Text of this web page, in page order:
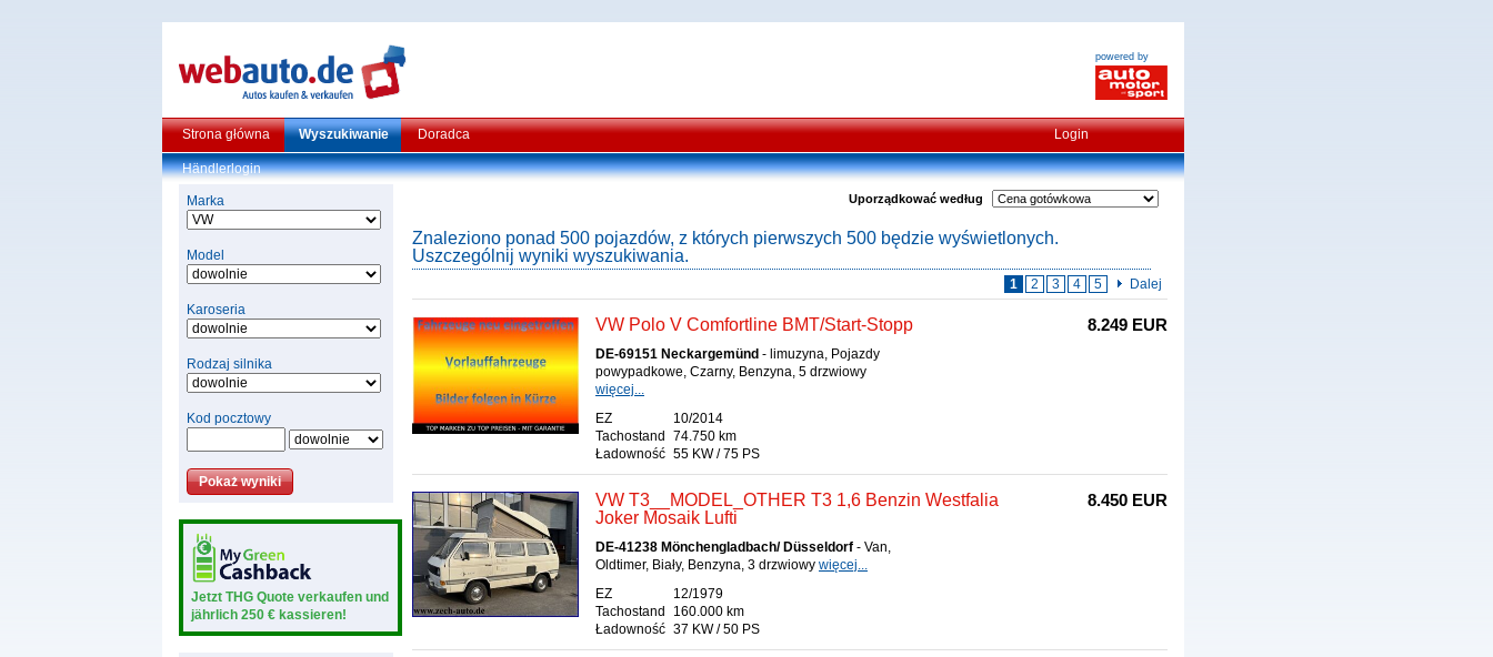
powered by
Strona główna Wyszukiwanie Doradca Login
Händlerlogin
Marka
Model
Karoseria
Rodzaj silnika
Kod pocztowy
Jetzt THG Quote verkaufen und
jährlich 250 € kassieren!
Uporządkować według
Znaleziono ponad 500 pojazdów, z których pierwszych 500 będzie wyświetlonych.
Uszczególnij wyniki wyszukiwania.
1 2 3 4 5 Dalej
8.249 EUR
VW Polo V Comfortline BMT/Start-Stopp
DE-69151 Neckargemünd - limuzyna, Pojazdy
powypadkowe, Czarny, Benzyna, 5 drzwiowy
więcej...
EZ
10/2014
Tachostand
74.750 km
Ładowność 55 KW / 75 PS
8.450 EUR
VW T3__MODEL_OTHER T3 1,6 Benzin Westfalia
Joker Mosaik Lufti
DE-41238 Mönchengladbach/ Düsseldorf - Van,
Oldtimer, Biały, Benzyna, 3 drzwiowy więcej...
EZ
12/1979
Tachostand
160.000 km
Ładowność 37 KW / 50 PS